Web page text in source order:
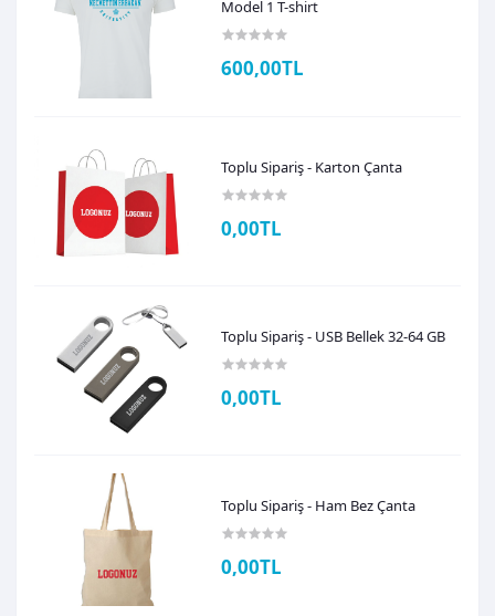
Model 1 T-shirt
600,00TL
Toplu Sipariş - Karton Çanta
0,00TL
Toplu Sipariş - USB Bellek 32-64 GB
0,00TL
Toplu Sipariş - Ham Bez Çanta
0,00TL